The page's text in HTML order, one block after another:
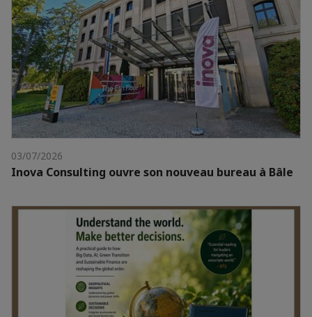
03/07/2026
Inova Consulting ouvre son nouveau bureau à Bâle